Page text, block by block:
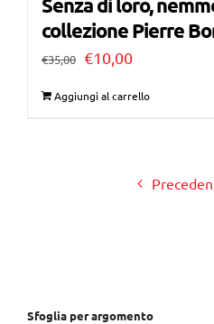
collezione Pierre
€35,00 Il
€10,00Il
Aggiungi al carrello
Sfoglia per argomento